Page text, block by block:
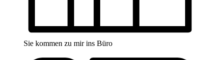
Sie kommen zu mir ins Büro